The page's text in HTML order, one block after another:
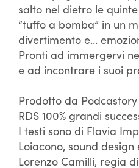
salto nel dietro le
“tuffo a bomba” in un
divertimento e…
Pronti ad immergervi
e ad incontrare i suoi
Prodotto da
RDS 100% grandi
I testi sono di Flavia
Loiacono, sound
Lorenzo Camilli, regia